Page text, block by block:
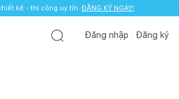
kế - thi công uy tín. ĐĂNG KÝ NGAY!
Đăng nhập Đăng ký